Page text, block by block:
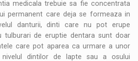
medicala trebuie sa fie concentrata
permanent care deja se formeaza in
danturii, dinti care nu pot erupe
tulburari de eruptie dentara sunt doar
care pot aparea ca urmare a unor
dintilor de lapte sau a osului